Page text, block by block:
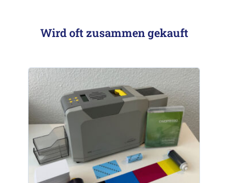
Wird oft zusammen gekauft